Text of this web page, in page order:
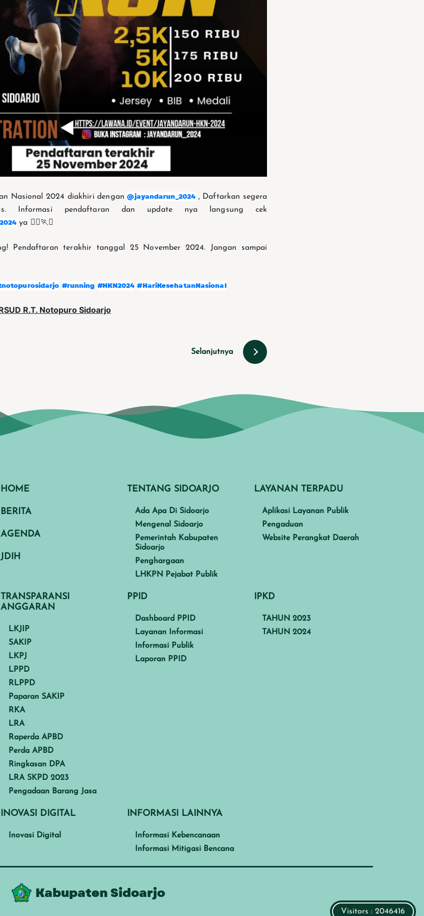
Nasional 2024 diakhiri dengan@jayandarun_2024 , Daftarkan segera
Informasi pendaftaran dan update nya langsung cek
ya 🏃‍♀🏃✨
Pendaftaran terakhir tanggal 25 November 2024. Jangan sampai
#running #HKN2024 #HariKesehatanNasional
R.T. Notopuro Sidoarjo
Selanjutnya
HOME
BERITA
AGENDA
JDIH
TENTANG SIDOARJO
Ada Apa Di Sidoarjo
Mengenal Sidoarjo
Pemerintah Kabupaten
Sidoarjo
Penghargaan
LHKPN Pejabat Publik
LAYANAN TERPADU
Aplikasi Layanan Publik
Pengaduan
Website Perangkat Daerah
TRANSPARANSI
ANGGARAN
LKJIP
SAKIP
LKPJ
LPPD
RLPPD
Paparan SAKIP
RKA
LRA
Raperda APBD
Perda APBD
Ringkasan DPA
LRA SKPD 2023
Pengadaan Barang Jasa
PPID
Dashboard PPID
Layanan Informasi
Informasi Publik
Laporan PPID
IPKD
TAHUN 2023
TAHUN 2024
INOVASI DIGITAL
Inovasi Digital
INFORMASI LAINNYA
Informasi Kebencanaan
Informasi Mitigasi Bencana
Kabupaten Sidoarjo
Visitors : 2046416